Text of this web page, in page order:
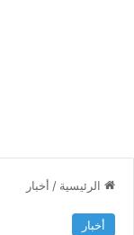
الرئيسية / أخبار
أخبار